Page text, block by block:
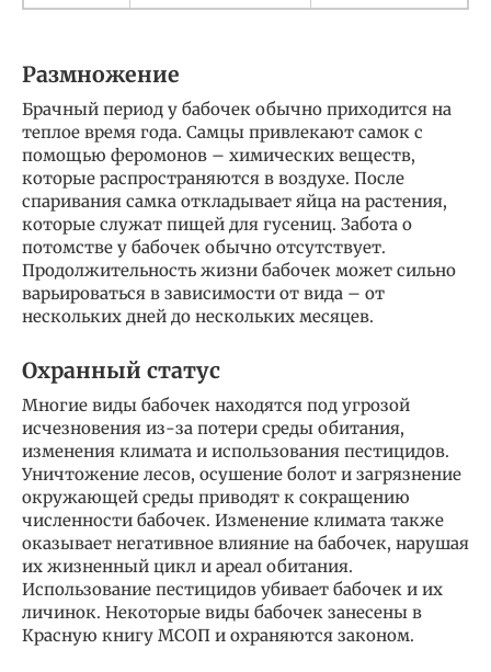
Размножение
Брачный период у бабочек обычно приходится на
теплое время года. Самцы привлекают самок с
помощью феромонов – химических веществ,
которые распространяются в воздухе. После
спаривания самка откладывает яйца на растения,
которые служат пищей для гусениц. Забота о
потомстве у бабочек обычно отсутствует.
Продолжительность жизни бабочек может сильно
варьироваться в зависимости от вида – от
нескольких дней до нескольких месяцев.
Охранный статус
Многие виды бабочек находятся под угрозой
исчезновения из-за потери среды обитания,
изменения климата и использования пестицидов.
Уничтожение лесов, осушение болот и загрязнение
окружающей среды приводят к сокращению
численности бабочек. Изменение климата также
оказывает негативное влияние на бабочек, нарушая
их жизненный цикл и ареал обитания.
Использование пестицидов убивает бабочек и их
личинок. Некоторые виды бабочек занесены в
Красную книгу МСОП и охраняются законом.